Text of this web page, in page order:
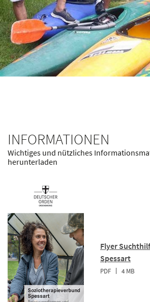
INFORMATIONEN
Wichtiges und nützliches
herunterladen
Flyer
Spessart
PDF 4 MB